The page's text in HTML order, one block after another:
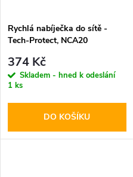
Rychlá nabíječka do sítě -
Tech-Protect, NCA20
kabel
374 Kč
Skladem - hned k odeslání
1 ks
DO KOŠÍKU